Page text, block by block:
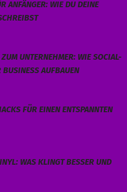
ANFÄNGER: WIE DU DEINE
UNTERNEHMER: WIE SOCIAL-
AUFBAUEN
FÜR EINEN ENTSPANNTEN
WAS KLINGT BESSER UND